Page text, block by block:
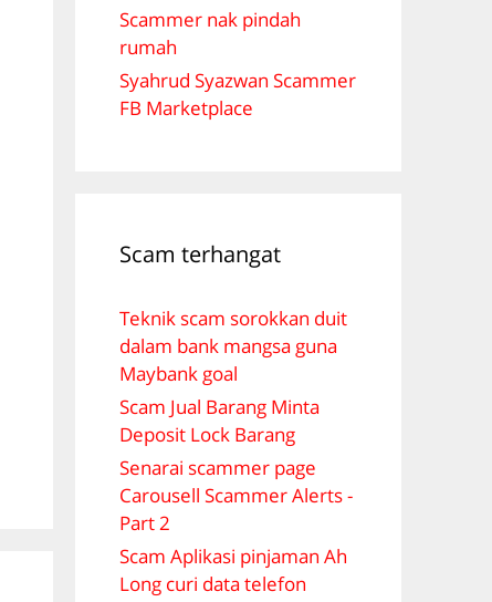
Scammer nak pindah
rumah
Syahrud Syazwan Scammer
FB Marketplace
Scam terhangat
Teknik scam sorokkan duit
dalam bank mangsa guna
Maybank goal
Scam Jual Barang Minta
Deposit Lock Barang
Senarai scammer page
Carousell Scammer Alerts -
Part 2
Scam Aplikasi pinjaman Ah
Long curi data telefon